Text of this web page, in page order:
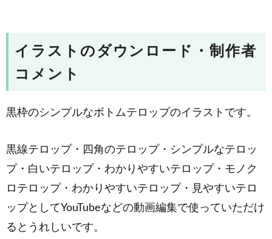
イラストのダウンロード・制作者
コメント
黒枠のシンプルなボトムテロップのイラストです。
黒線テロップ・四角のテロップ・シンプルなテロッ
プ・白いテロップ・わかりやすいテロップ・モノク
ロテロップ・わかりやすいテロップ・見やすいテロ
ップとしてYouTubeなどの動画編集で使っていただけ
るとうれしいです。